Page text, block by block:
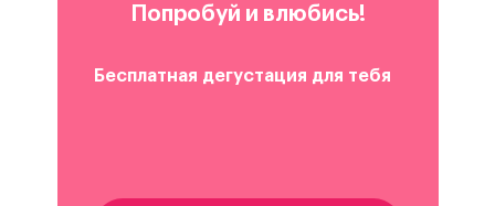
Попробуй и влюбись!
Бесплатная дегустация для тебя